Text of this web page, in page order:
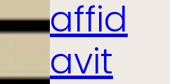
affid
avit